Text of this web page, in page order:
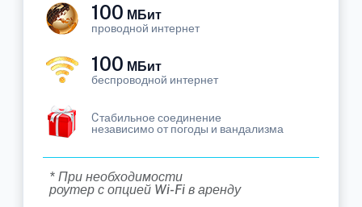
100 МБит
проводной интернет
100 МБит
беспроводной интернет
Cтабильное соединение
независимо от погоды и вандализма
* При необходимости
роутер с опцией Wi-Fi в аренду